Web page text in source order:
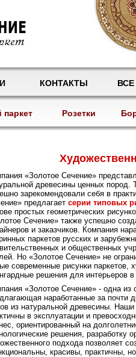
КОНТАКТЫ
Розетки
«Золотое Сечение»
древесины ценных пород.
зарекомендовали себя в
предлагает серии типовых
простых геометрических
Сечение» также успешно
и заказчиков. Компания
паркетов русских и
и общественных
Но «Золотое Сечение» не
современные рисунки паркетов,
решения для интерьеров
«Золотое Сечение» - одна
наработанные за почти
из натуральной древесины.
в эксплуатации и
ориентированный на
решения, разработку
подхода позволяет
красивы, практичны,